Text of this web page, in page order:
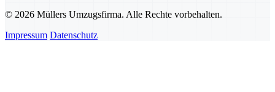
© 2026 Müllers Umzugsfirma. Alle Rechte vorbehalten.
Impressum Datenschutz